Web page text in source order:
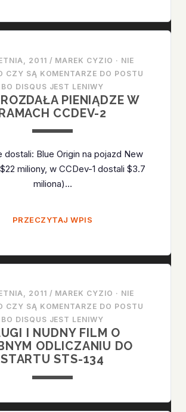
DNI
STARTU
ENDEAVOUR
(STS-
134)
2011 / MAREK CYZIO · NIE
CZY SĄ KOMENTARZE DO POSTU
BO DISQUS JEST LENIWY
PIENIĄDZE W
CCDEV-2
dostali: Blue Origin na pojazd New
miliony, w CCDev-1 dostali $3.7
miliona)…
PRZECZYTAJ WPIS
W
CCDEV-
2
2011 / MAREK CYZIO · NIE
CZY SĄ KOMENTARZE DO POSTU
BO DISQUS JEST LENIWY
I NUDNY FILM O
ODLICZANIU DO
STARTU STS-134